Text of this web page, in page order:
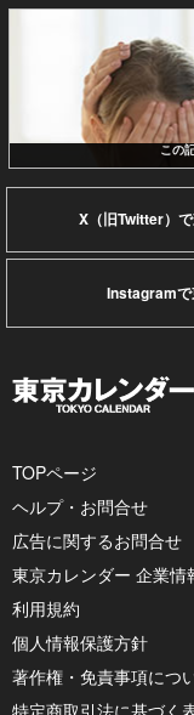
この
X（旧Twitter）
Instagramで
TOPページ
ヘルプ・お問合せ
広告に関するお問合せ
東京カレンダー 企業情
利用規約
個人情報保護方針
著作権・免責事項につ
特定商取引法に基づく